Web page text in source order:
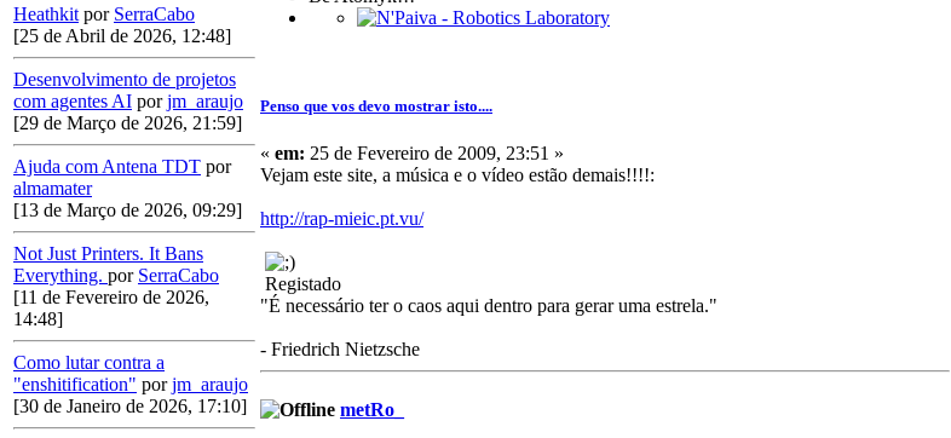
Heathkit por SerraCabo
[25 de Abril de 2026, 12:48]
Desenvolvimento de projetos
com agentes AI porjm_araujo
[29 de Março de 2026, 21:59]
Ajuda com Antena TDT por
almamater
[13 de Março de 2026, 09:29]
Not Just Printers. It Bans
Everything. por SerraCabo
[11 de Fevereiro de 2026,
14:48]
Como lutar contra a
"enshitification" porjm_araujo
[30 de Janeiro de 2026, 17:10]
Penso que vos devo mostrar isto....
« em: 25 de Fevereiro de 2009, 23:51 »
Vejam este site, a música e o vídeo estão demais!!!!:
http://rap-mieic.pt.vu/
Registado
"É necessário ter o caos aqui dentro para gerar uma estrela."
- Friedrich Nietzsche
metRo_